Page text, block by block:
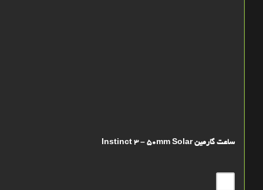
ساعت گارمین Instinct 3 – 50mm Solar